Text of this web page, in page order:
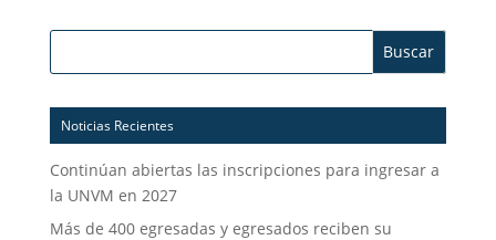
Buscar:
Noticias Recientes
Continúan abiertas las inscripciones para ingresar a
la UNVM en 2027
Más de 400 egresadas y egresados reciben su